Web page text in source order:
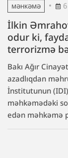
MƏHKƏMƏ
İlkin
odur ki,
terrorizmə
Bakı Ağır
azadlıqdan
İnstitutunun
məhkəmədəki
edən məhkəmə